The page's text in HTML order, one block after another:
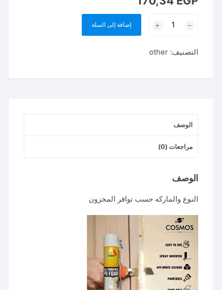
pu
إضافة إلى السلة
التصنيف:other
الوصف
مراجعات (0)
الوصف
النوع والماركه حسب توافر المخزون